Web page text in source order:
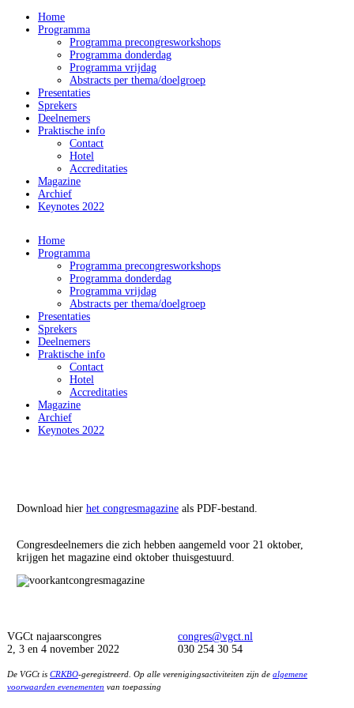
Home
Programma
Programma precongresworkshops
Programma donderdag
Programma vrijdag
Abstracts per thema/doelgroep
Presentaties
Sprekers
Deelnemers
Praktische info
Contact
Hotel
Accreditaties
Magazine
Archief
Keynotes 2022
Home
Programma
Programma precongresworkshops
Programma donderdag
Programma vrijdag
Abstracts per thema/doelgroep
Presentaties
Sprekers
Deelnemers
Praktische info
Contact
Hotel
Accreditaties
Magazine
Archief
Keynotes 2022
Download hier het congresmagazineals PDF-bestand.
Congresdeelnemers die zich hebben aangemeld voor 21 oktober,
krijgen het magazine eind oktober thuisgestuurd.
VGCt najaarscongres
2, 3 en 4 november 2022
congres@vgct.nl
030 254 30 54
De VGCt is CRKBO-geregistreerd. Op alle verenigingsactiviteiten zijn de algemene
voorwaarden evenementen van toepassing